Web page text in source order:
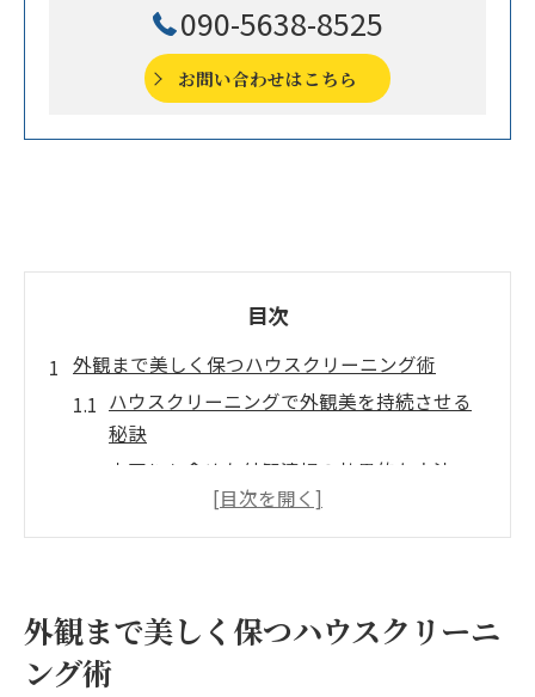
090-5638-8525
お問い合わせはこちら
目次
外観まで美しく保つハウスクリーニング術
ハウスクリーニングで外観美を持続させる
秘訣
水回りも含めた外観清掃の効果的な方法
プロのハウスクリーニングが外観に与える
影響
頑固な汚れを落とす外観ハウスクリーニン
グの工夫
一軒家のクリーニング費用の目安とポイント
外観まで美しく保つハウスクリーニ
ング術